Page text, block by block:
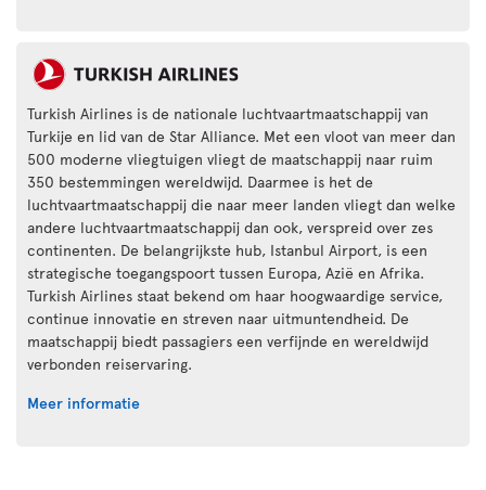
Turkish Airlines is de nationale luchtvaartmaatschappij van
Turkije en lid van de Star Alliance. Met een vloot van meer dan
500 moderne vliegtuigen vliegt de maatschappij naar ruim
350 bestemmingen wereldwijd. Daarmee is het de
luchtvaartmaatschappij die naar meer landen vliegt dan welke
andere luchtvaartmaatschappij dan ook, verspreid over zes
continenten. De belangrijkste hub, Istanbul Airport, is een
strategische toegangspoort tussen Europa, Azië en Afrika.
Turkish Airlines staat bekend om haar hoogwaardige service,
continue innovatie en streven naar uitmuntendheid. De
maatschappij biedt passagiers een verfijnde en wereldwijd
verbonden reiservaring.
Meer informatie